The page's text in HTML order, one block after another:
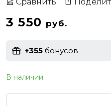
Сравнить
3 550 руб.
+355 бонусов
В наличии